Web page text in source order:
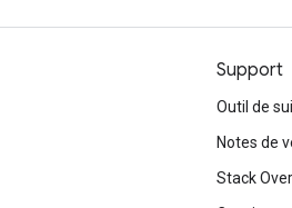
Support
Outil de
Notes de
Stack